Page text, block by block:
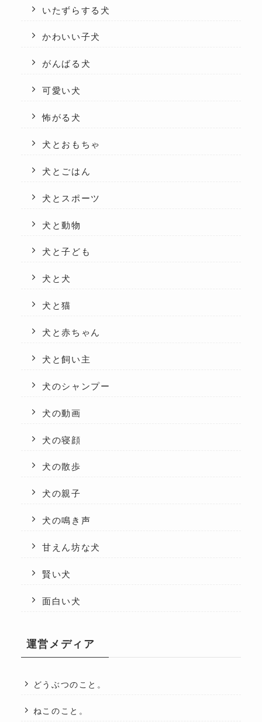
いたずらする犬
かわいい子犬
がんばる犬
可愛い犬
怖がる犬
犬とおもちゃ
犬とごはん
犬とスポーツ
犬と動物
犬と子ども
犬と犬
犬と猫
犬と赤ちゃん
犬と飼い主
犬のシャンプー
犬の動画
犬の寝顔
犬の散歩
犬の親子
犬の鳴き声
甘えん坊な犬
賢い犬
面白い犬
運営メディア
どうぶつのこと。
ねこのこと。